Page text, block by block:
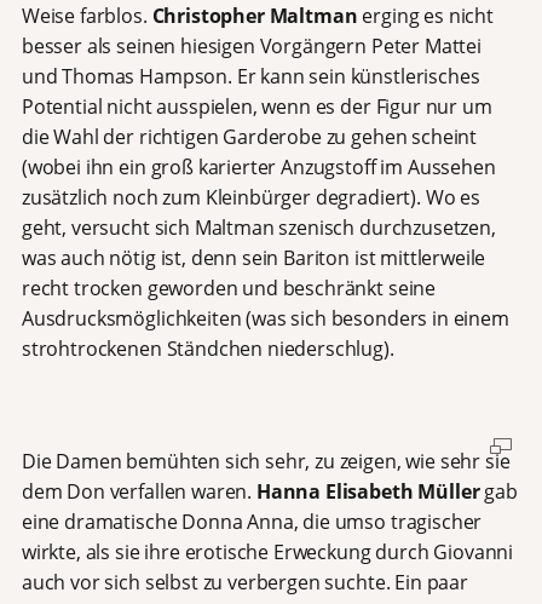
Weise farblos. Christopher Maltman erging es nicht
besser als seinen hiesigen Vorgängern Peter Mattei
und Thomas Hampson. Er kann sein künstlerisches
Potential nicht ausspielen, wenn es der Figur nur um
die Wahl der richtigen Garderobe zu gehen scheint
(wobei ihn ein groß karierter Anzugstoff im Aussehen
zusätzlich noch zum Kleinbürger degradiert). Wo es
geht, versucht sich Maltman szenisch durchzusetzen,
was auch nötig ist, denn sein Bariton ist mittlerweile
recht trocken geworden und beschränkt seine
Ausdrucksmöglichkeiten (was sich besonders in einem
strohtrockenen Ständchen niederschlug).
Die Damen bemühten sich sehr, zu zeigen, wie sehr sie
dem Don verfallen waren. Hanna Elisabeth Müllergab
eine dramatische Donna Anna, die umso tragischer
wirkte, als sie ihre erotische Erweckung durch Giovanni
auch vor sich selbst zu verbergen suchte. Ein paar